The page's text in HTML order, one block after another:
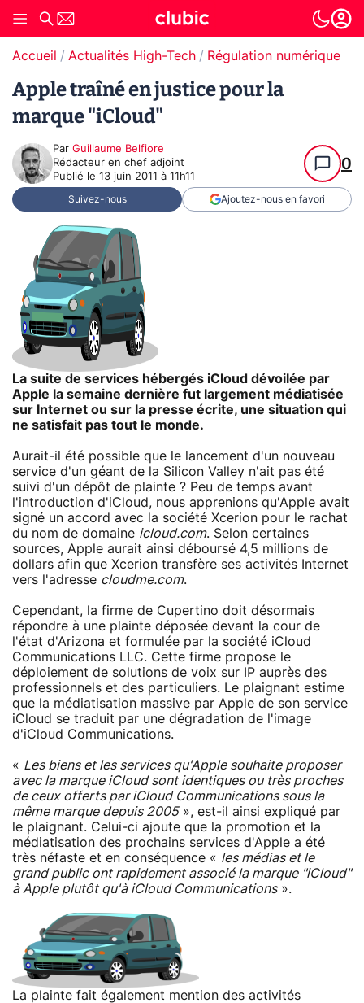
Accueil Actualités High-Tech Régulation numérique
Apple traîné en justice pour la
marque "iCloud"
Par Guillaume Belfiore
Rédacteur en chef adjoint
Publié le 13 juin 2011 à 11h11
0
Suivez-nous Ajoutez-nous en favori
La suite de services hébergés iCloud dévoilée par
Apple la semaine dernière fut largement médiatisée
sur Internet ou sur la presse écrite, une situation qui
ne satisfait pas tout le monde.
Aurait-il été possible que le lancement d'un nouveau
service d'un géant de la Silicon Valley n'ait pas été
suivi d'un dépôt de plainte ? Peu de temps avant
l'introduction d'iCloud, nous apprenions qu'Apple avait
signé un accord avec la société Xcerion pour le rachat
du nom de domaine icloud.com. Selon certaines
sources, Apple aurait ainsi déboursé 4,5 millions de
dollars afin que Xcerion transfère ses activités Internet
vers l'adresse cloudme.com.
Cependant, la firme de Cupertino doit désormais
répondre à une plainte déposée devant la cour de
l'état d'Arizona et formulée par la société iCloud
Communications LLC. Cette firme propose le
déploiement de solutions de voix sur IP auprès des
professionnels et des particuliers. Le plaignant estime
que la médiatisation massive par Apple de son service
iCloud se traduit par une dégradation de l'image
d'iCloud Communications.
« Les biens et les services qu'Apple souhaite proposer
avec la marque iCloud sont identiques ou très proches
de ceux offerts par iCloud Communications sous la
même marque depuis 2005», est-il ainsi expliqué par
le plaignant. Celui-ci ajoute que la promotion et la
médiatisation des prochains services d'Apple a été
très néfaste et en conséquence « les médias et le
grand public ont rapidement associé la marque "iCloud"
à Apple plutôt qu'à iCloud Communications».
La plainte fait également mention des activités